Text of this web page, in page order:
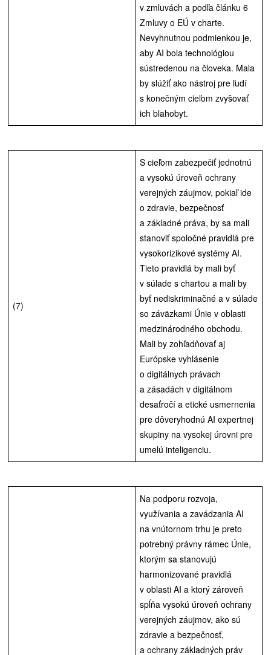
v zmluvách a podľa článku 6
Zmluvy o EÚ v charte.
Nevyhnutnou podmienkou je,
aby AI bola technológiou
sústredenou na človeka. Mala
by slúžiť ako nástroj pre ľudí
s konečným cieľom zvyšovať
ich blahobyt.
(7)
S cieľom zabezpečiť jednotnú
a vysokú úroveň ochrany
verejných záujmov, pokiaľ ide
o zdravie, bezpečnosť
a základné práva, by sa mali
stanoviť spoločné pravidlá pre
vysokorizikové systémy AI.
Tieto pravidlá by mali byť
v súlade s chartou a mali by
byť nediskriminačné a v súlade
so záväzkami Únie v oblasti
medzinárodného obchodu.
Mali by zohľadňovať aj
Európske vyhlásenie
o digitálnych právach
a zásadách v digitálnom
desaťročí a etické usmernenia
pre dôveryhodnú AI expertnej
skupiny na vysokej úrovni pre
umelú inteligenciu.
Na podporu rozvoja,
využívania a zavádzania AI
na vnútornom trhu je preto
potrebný právny rámec Únie,
ktorým sa stanovujú
harmonizované pravidlá
v oblasti AI a ktorý zároveň
spĺňa vysokú úroveň ochrany
verejných záujmov, ako sú
zdravie a bezpečnosť,
a ochrany základných práv